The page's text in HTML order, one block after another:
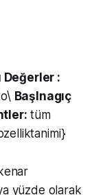
Değerler :
Başlnagıç
tüm
yüzde olarak